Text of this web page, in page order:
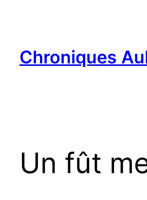
Chroniques
Un fût